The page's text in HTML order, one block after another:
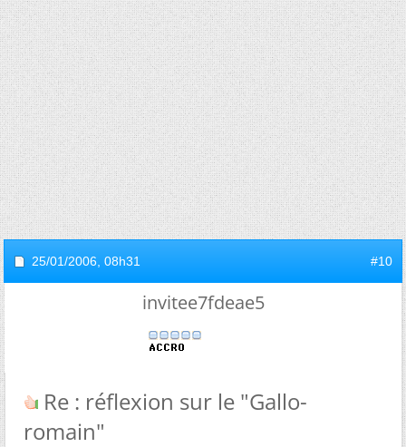
25/01/2006, 08h31 #10
invitee7fdeae5
Re : réflexion sur le "Gallo-
romain"